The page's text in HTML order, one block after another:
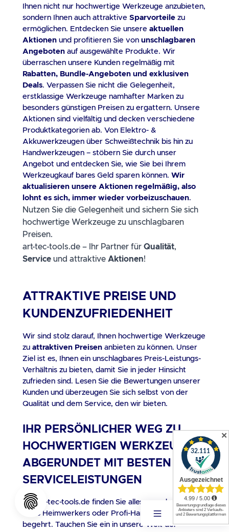
Ihnen nicht nur hochwertige Werkzeuge anzubieten,
sondern Ihnen auch attraktive Sparvorteile zu
ermöglichen. Entdecken Sie unsere aktuellen
Aktionen und profitieren Sie von unschlagbaren
Angeboten auf ausgewählte Produkte. Wir
überraschen unsere Kunden regelmäßig mit
Rabatten, Bundle-Angeboten und exklusiven
Deals. Verpassen Sie nicht die Gelegenheit,
erstklassige Werkzeuge namhafter Marken zu
besonders günstigen Preisen zu ergattern. Unsere
Aktionen sind vielfältig und decken verschiedene
Produktkategorien ab. Von Elektro- &
Akkuwerkzeugen über Schweißtechnik bis hin zu
Handwerkzeugen – stöbern Sie durch unser
Angebot und entdecken Sie, wie Sie bei Ihrem
Werkzeugkauf bares Geld sparen können. Wir
aktualisieren unsere Aktionen regelmäßig, also
lohnt es sich, immer wieder vorbeizuschauen.
Nutzen Sie die Gelegenheit und sichern Sie sich
hochwertige Werkzeuge zu unschlagbaren
Preisen.
art-tec-tools.de – Ihr Partner für Qualität
Service und attraktive Aktionen!
ATTRAKTIVE PREISE UND
KUNDENZUFRIEDENHEIT
Wir sind stolz darauf, Ihnen hochwertige Werkzeuge
zu attraktiven Preisen anbieten zu können. Unser
Ziel ist es, Ihnen ein unschlagbares Preis-Leistungs-
Verhältnis zu bieten, damit Sie in jeder Hinsicht
zufrieden sind. Lesen Sie die Bewertungen unserer
Kunden und überzeugen Sie sich selbst von der
Qualität und dem Service, den wir bieten.
IHR PERSÖNLICHER WEG ZU
HOCHWERTIGEN WERKZEUGEN
ABGERUNDET MIT BESTEN
SERVICELEISTUNGEN
Bei art-tec-tools.de finden Sie alles, was das Herz
eines Heimwerkers oder Profi-Handwerkers
begehrt. Tauchen Sie ein in unsere Welt der
✕